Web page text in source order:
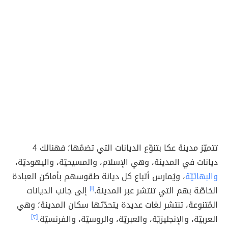
تتميّز مدينة عكا بتنوّع الديانات التي تضمُها؛ فهنالك 4
ديانات في المدينة، وهي الإسلام، والمسيحيّة، واليهوديّة،
والبهائيّة، ويُمارس أتباع كل ديانة طقوسهم بأماكن العبادة
الخاصّة بهم التي تنتشر عبر المدينة.[١] إلى جانب الديانات
المُتنوعة، تنتشر لغات عديدة يتحدّثها سكان المدينة؛ وهي
العربيّة، والإنجليزيّة، والعبريّة، والروسيّة، والفرنسيّة.[٣]